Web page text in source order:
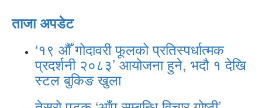
ताजा अपडेट
‘१९ औँ गोदावरी फूलको प्रतिस्पर्धात्मक
प्रदर्शनी २०८३’ आयोजना हुने, भदौ १ देखि
स्टल बुकिङ खुला